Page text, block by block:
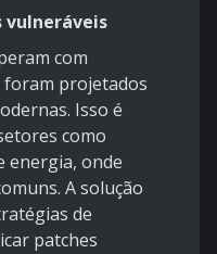
com
foram projetados
Isso é
como
energia, onde
A solução
de
patches